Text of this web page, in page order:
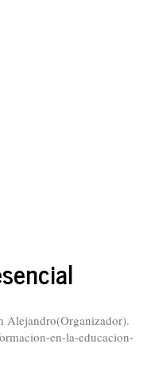
Alejandro(Organizador).
en-la-educacion-